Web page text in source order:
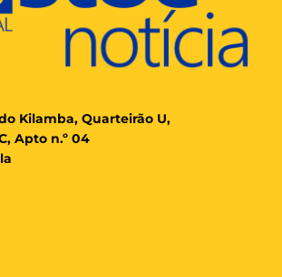
Kilamba, Quarteirão U,
Apto n.º 04